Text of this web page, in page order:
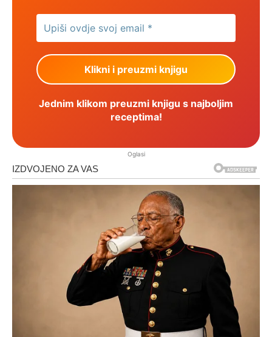
Jednim klikom preuzmi knjigu s najboljim
receptima!
Oglasi